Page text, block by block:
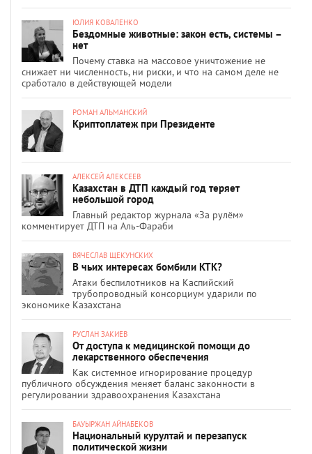
ЮЛИЯ КОВАЛЕНКО
Бездомные животные: закон есть, системы –
нет
Почему ставка на массовое уничтожение не
снижает ни численность, ни риски, и что на самом деле не
сработало в действующей модели
РОМАН АЛЬМАНСКИЙ
Криптоплатеж при Президенте
АЛЕКСЕЙ АЛЕКСЕЕВ
Казахстан в ДТП каждый год теряет
небольшой город
Главный редактор журнала «За рулём»
комментирует ДТП на Аль-Фараби
ВЯЧЕСЛАВ ЩЕКУНСКИХ
В чьих интересах бомбили КТК?
Атаки беспилотников на Каспийский
трубопроводный консорциум ударили по
экономике Казахстана
РУСЛАН ЗАКИЕВ
От доступа к медицинской помощи до
лекарственного обеспечения
Как системное игнорирование процедур
публичного обсуждения меняет баланс законности в
регулировании здравоохранения Казахстана
БАУЫРЖАН АЙНАБЕКОВ
Национальный курултай и перезапуск
политической жизни